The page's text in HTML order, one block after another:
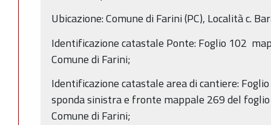
Ubicazione: Comune di Farini (PC), Località c.
Identificazione catastale Ponte: Foglio 102
Comune di Farini;
Identificazione catastale area di cantiere:
sponda sinistra e fronte mappale 269 del foglio
Comune di Farini;